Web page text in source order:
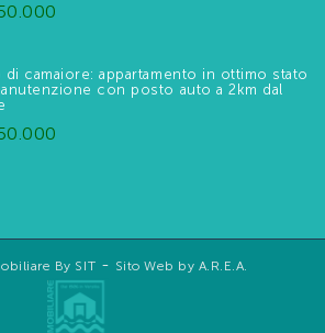
di camaiore: appartamento in ottimo stato
con posto auto a 2km dal
By SIT - Sito Web by A.R.E.A.